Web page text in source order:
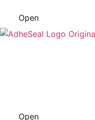
Open
Open